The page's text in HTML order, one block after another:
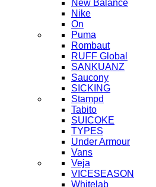
New Balance
Nike
On
Puma
Rombaut
RUFF Global
SANKUANZ
Saucony
SICKING
Stampd
Tabito
SUICOKE
TYPES
Under Armour
Vans
Veja
VICESEASON
Whitelab